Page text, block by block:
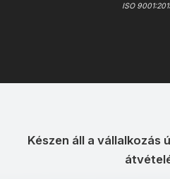
ISO
Készen áll a vállalkozás